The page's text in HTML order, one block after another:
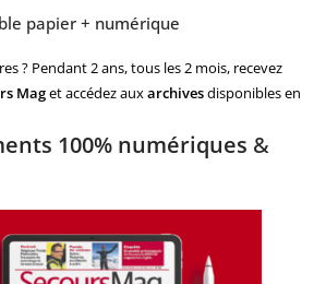
papier + numérique
? Pendant 2 ans, tous les 2 mois, recevez
Maget accédez auxarchivesdisponibles en
100% numériques &